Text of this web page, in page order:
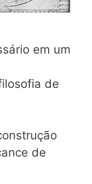
em um
de
de